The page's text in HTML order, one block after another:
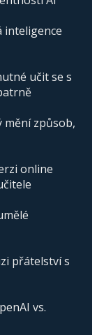
inteligence
učit se s
mění způsob,
online
přátelství s
vs.